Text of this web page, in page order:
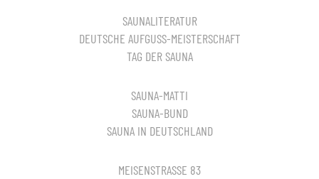
SAUNALITERATUR
DEUTSCHE AUFGUSS-MEISTERSCHAFT
TAG DER SAUNA
SAUNA-MATTI
SAUNA-BUND
SAUNA IN DEUTSCHLAND
MEISENSTRASSE 83